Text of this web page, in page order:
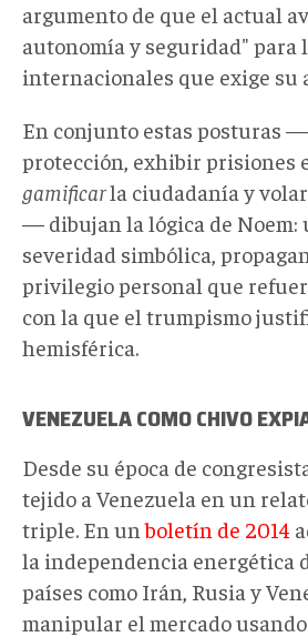
argumento de que el actual
autonomía y seguridad" para
internacionales que exige su
En conjunto estas posturas
protección, exhibir prisiones
gamificarla ciudadanía y
— dibujan la lógica de Noem:
severidad simbólica,
privilegio personal que
con la que el trumpismo
hemisférica.
VENEZUELA COMO CHIVO
Desde su época de
tejido a Venezuela en un
triple. En unboletín de 2014
la independencia energética
países como Irán, Rusia y
manipular el mercado